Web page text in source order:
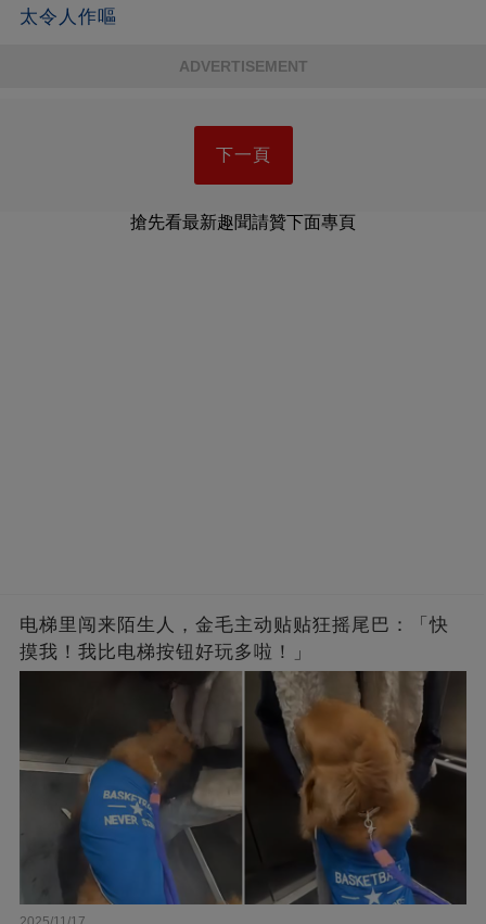
太令人作嘔
ADVERTISEMENT
下一頁
搶先看最新趣聞請贊下面專頁
电梯里闯来陌生人，金毛主动贴贴狂摇尾巴：「快
摸我！我比电梯按钮好玩多啦！」